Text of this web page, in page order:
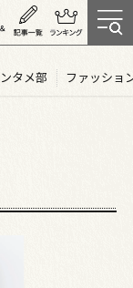
タメ部 ファッショ